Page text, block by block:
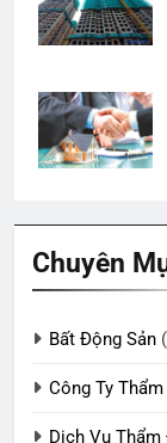
Chuyên
Bất Động Sản
Công Ty
Dịch Vụ Thẩm